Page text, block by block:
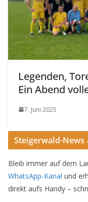
Legenden,
Ein Abend
7. Juni 2025
Steigerwald-News
Bleib immer auf dem
WhatsApp-Kanal und
direkt aufs Handy –